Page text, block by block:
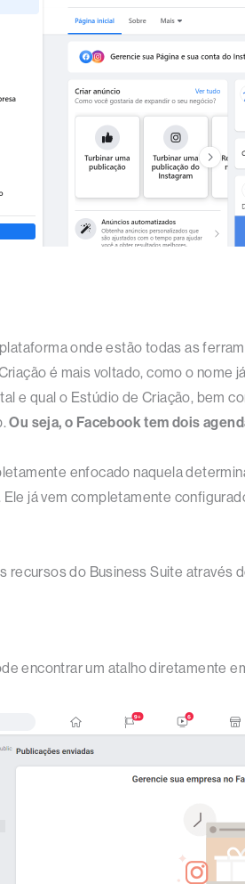
onde estão todas as
é mais voltado, como o
e qual o Estúdio de Criação, bem
Ou seja, o Facebook tem dois
enfocado naquela
já vem completamente
recursos do Business Suite através
encontrar um atalho diretamente